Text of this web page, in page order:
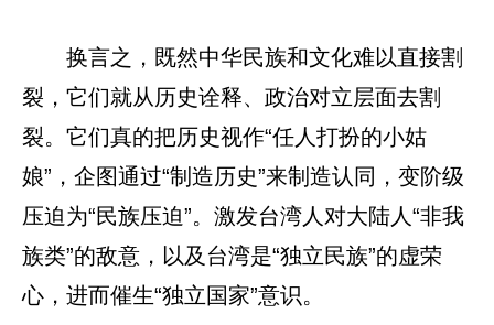
换言之，既然中华民族和文化难以直接割
裂，它们就从历史诠释、政治对立层面去割
裂。它们真的把历史视作“任人打扮的小姑
娘”，企图通过“制造历史”来制造认同，变阶级
压迫为“民族压迫”。激发台湾人对大陆人“非我
族类”的敌意，以及台湾是“独立民族”的虚荣
心，进而催生“独立国家”意识。